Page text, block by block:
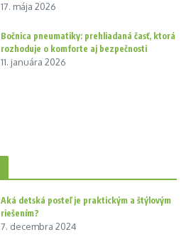
17. mája 2026
Bočnica pneumatiky: prehliadaná časť, ktorá
rozhoduje o komforte aj bezpečnosti
11. januára 2026
Aká detská posteľ je praktickým a štýlovým
riešením?
7. decembra 2024